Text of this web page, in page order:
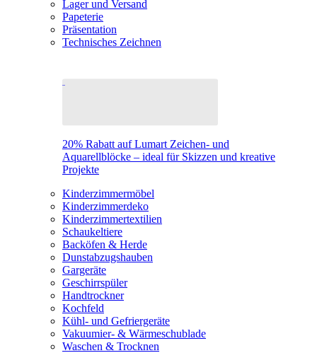
Lager und Versand
Papeterie
Präsentation
Technisches Zeichnen
20% Rabatt auf Lumart Zeichen- und
Aquarellblöcke – ideal für Skizzen und kreative
Projekte
Kinderzimmermöbel
Kinderzimmerdeko
Kinderzimmertextilien
Schaukeltiere
Backöfen & Herde
Dunstabzugshauben
Gargeräte
Geschirrspüler
Handtrockner
Kochfeld
Kühl- und Gefriergeräte
Vakuumier- & Wärmeschublade
Waschen & Trocknen